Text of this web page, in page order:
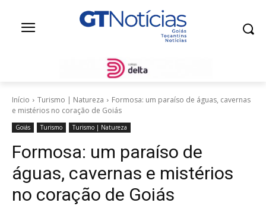
Início Turismo | Natureza
Formosa: um paraíso de águas, cavernas
e mistérios no coração de Goiás
Goiás Turismo Turismo | Natureza
Formosa: um paraíso de
águas, cavernas e mistérios
no coração de Goiás